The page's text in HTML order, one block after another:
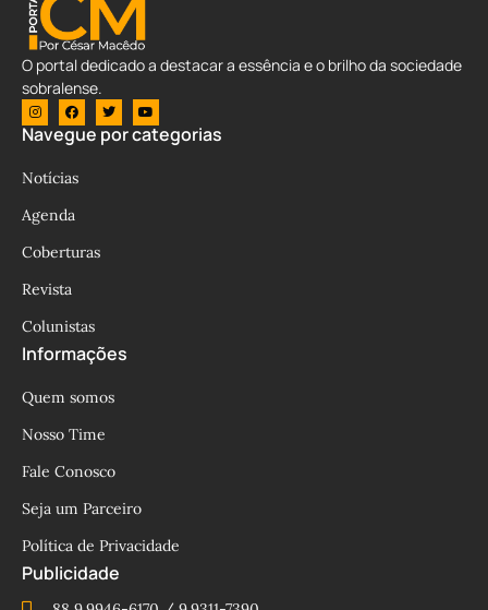
O portal dedicado a destacar a essência e o brilho da sociedade
sobralense.
Navegue por categorias
Notícias
Agenda
Coberturas
Revista
Colunistas
Informações
Quem somos
Nosso Time
Fale Conosco
Seja um Parceiro
Política de Privacidade
Publicidade